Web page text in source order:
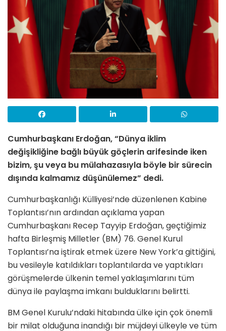
Cumhurbaşkanı Erdoğan, “Dünya iklim
değişikliğine bağlı büyük göçlerin arifesinde iken
bizim, şu veya bu mülahazasıyla böyle bir sürecin
dışında kalmamız düşünülemez” dedi.
Cumhurbaşkanlığı Külliyesi’nde düzenlenen Kabine
Toplantısı’nın ardından açıklama yapan
Cumhurbaşkanı Recep Tayyip Erdoğan, geçtiğimiz
hafta Birleşmiş Milletler (BM) 76. Genel Kurul
Toplantısı’na iştirak etmek üzere New York’a gittiğini,
bu vesileyle katıldıkları toplantılarda ve yaptıkları
görüşmelerde ülkenin temel yaklaşımlarını tüm
dünya ile paylaşma imkanı bulduklarını belirtti.
BM Genel Kurulu’ndaki hitabında ülke için çok önemli
bir milat olduğuna inandığı bir müjdeyi ülkeyle ve tüm